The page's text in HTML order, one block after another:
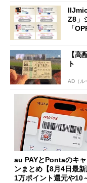
Z8」
「
【高
ト
AD（ル
au PAYとPontaのキ
ンまとめ【8月4日最
1万ポイント還元や10